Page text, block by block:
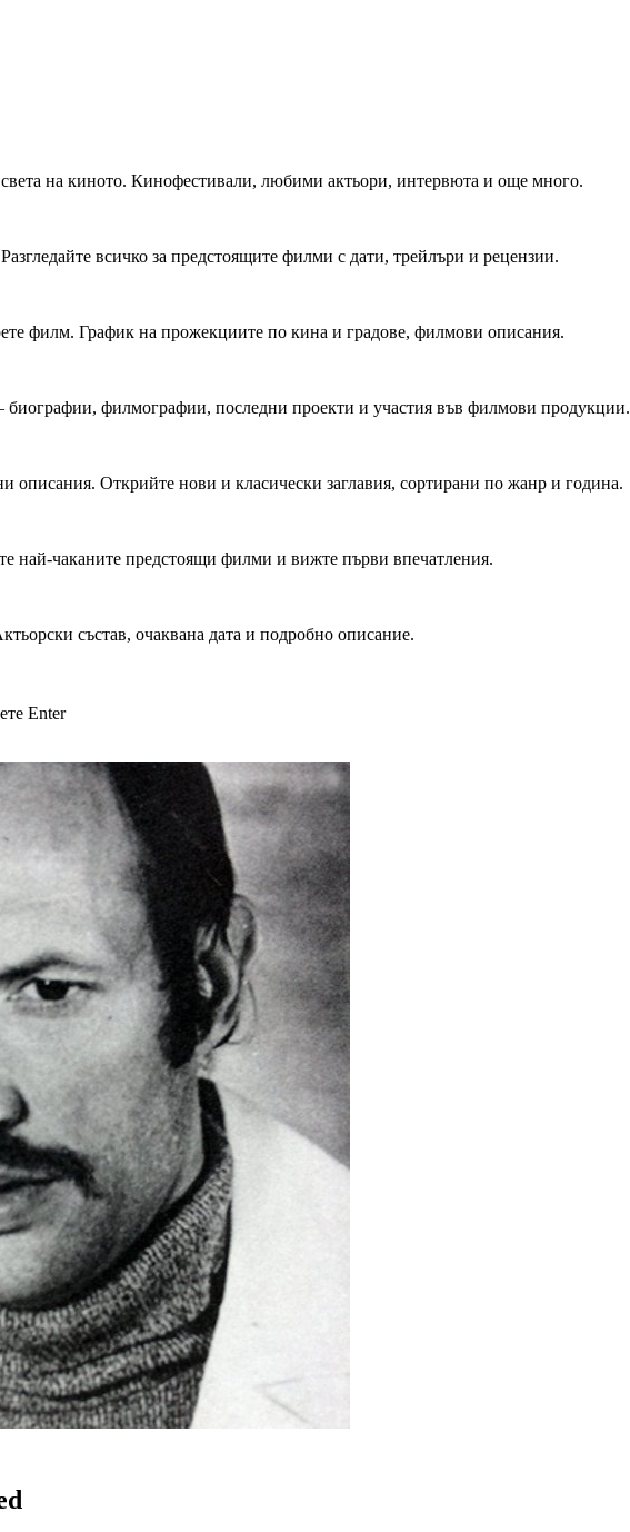
на киното. Кинофестивали, любими актьори, интервюта и още много.
всичко за предстоящите филми с дати, трейлъри и рецензии.
филм. График на прожекциите по кина и градове, филмови описания.
биографии, филмографии, последни проекти и участия във филмови продукции.
описания. Открийте нови и класически заглавия, сортирани по жанр и година.
най-чаканите предстоящи филми и вижте първи впечатления.
състав, очаквана дата и подробно описание.
Enter